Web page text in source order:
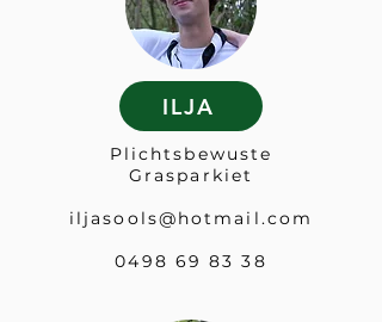
ILJA
Plichtsbewuste
Grasparkiet
iljasools@hotmail.com
0498 69 83 38